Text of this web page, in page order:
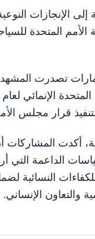
الإنجازات
تصدرت
دورها كنموذج يحتذى به في تمكين المرأة وترسيخ السلام
أكدت المشاركات
الداعمة
النسائية
والتعاون الإنساني.